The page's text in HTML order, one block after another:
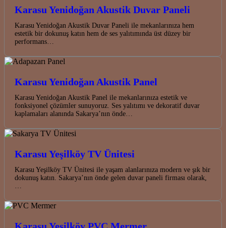
Karasu Yenidoğan Akustik Duvar Paneli
Karasu Yenidoğan Akustik Duvar Paneli ile mekanlarınıza hem
estetik bir dokunuş katın hem de ses yalıtımında üst düzey bir
performans…
Karasu Yenidoğan Akustik Panel
Karasu Yenidoğan Akustik Panel ile mekanlarınıza estetik ve
fonksiyonel çözümler sunuyoruz. Ses yalıtımı ve dekoratif duvar
kaplamaları alanında Sakarya’nın önde…
Karasu Yeşilköy TV Ünitesi
Karasu Yeşilköy TV Ünitesi ile yaşam alanlarınıza modern ve şık bir
dokunuş katın. Sakarya’nın önde gelen duvar paneli firması olarak,
…